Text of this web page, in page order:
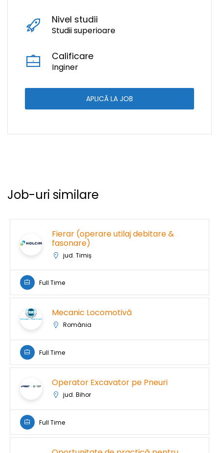
Nivel studii
Studii superioare
Calificare
Inginer
APLICĂ LA JOB
Job-uri similare
Fierar (operare utilaj debitare &
fasonare)
jud. Timiș
Full Time
Mecanic Locomotivă
România
Full Time
Operator Excavator pe Pneuri
jud. Bihor
Full Time